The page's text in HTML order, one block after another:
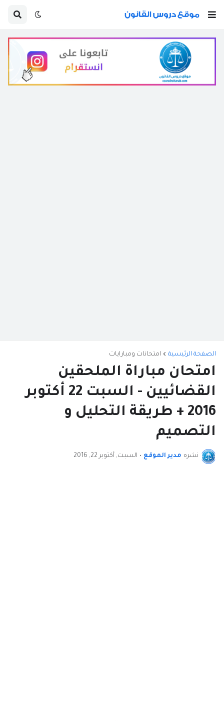
الصفحة الرئيسية امتحانات ومبارايات
امتحان مباراة الملحقين
القضائيين - السبت 22 أكتوبر
2016 + طريقة التحليل و
التصميم
نشره مدير الموقع • السبت, أكتوبر 22, 2016